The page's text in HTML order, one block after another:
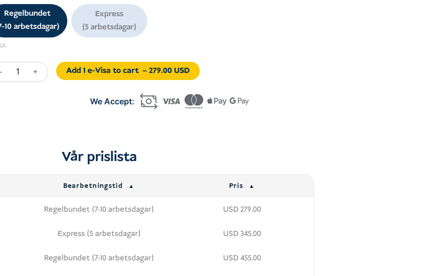
Regelbundet
10 arbetsdagar)
Express
(5 arbetsdagar)
+ Add 1 e-Visa to cart – 279.00 USD
Vår prislista
Bearbetningstid Pris
Regelbundet (7-10 arbetsdagar) USD279.00
Express (5 arbetsdagar) USD345.00
Regelbundet (7-10 arbetsdagar) USD455.00